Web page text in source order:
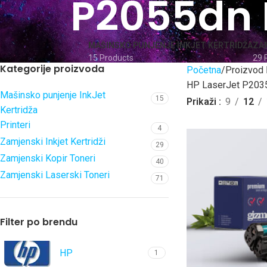
P2055dn
MAŠINSKO PUNJENJE INKJET KERTRIDŽA
15 Products
29
Kategorije proizvoda
Mašinsko punjenje InkJet
Kertridža
15
Printeri 4
Zamjenski Inkjet Kertridži 29
Zamjenski Kopir Toneri 40
Zamjenski Laserski Toneri 71
Filter po brendu
HP 1
Početna Proizvod
HP LaserJet
Prikaži
9 12